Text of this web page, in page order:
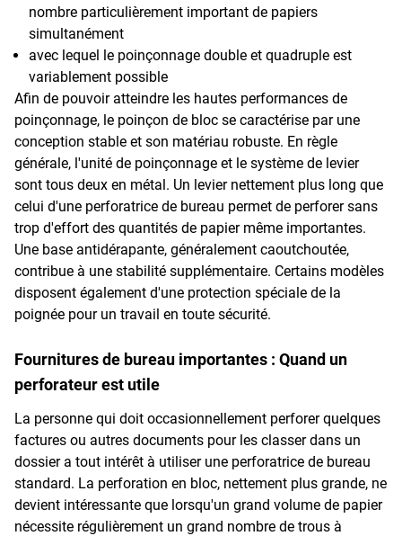
nombre particulièrement important de papiers
simultanément
avec lequel le poinçonnage double et quadruple est
variablement possible
Afin de pouvoir atteindre les hautes performances de
poinçonnage, le poinçon de bloc se caractérise par une
conception stable et son matériau robuste. En règle
générale, l'unité de poinçonnage et le système de levier
sont tous deux en métal. Un levier nettement plus long que
celui d'une perforatrice de bureau permet de perforer sans
trop d'effort des quantités de papier même importantes.
Une base antidérapante, généralement caoutchoutée,
contribue à une stabilité supplémentaire. Certains modèles
disposent également d'une protection spéciale de la
poignée pour un travail en toute sécurité.
Fournitures de bureau importantes : Quand un
perforateur est utile
La personne qui doit occasionnellement perforer quelques
factures ou autres documents pour les classer dans un
dossier a tout intérêt à utiliser une perforatrice de bureau
standard. La perforation en bloc, nettement plus grande, ne
devient intéressante que lorsqu'un grand volume de papier
nécessite régulièrement un grand nombre de trous à